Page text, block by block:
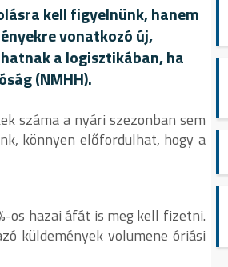
kell figyelnünk, hanem
vonatkozó új,
a logisztikában, ha
(NMHH).
száma a nyári szezonban sem
könnyen előfordulhat, hogy a
os hazai áfát is meg kell fizetni.
küldemények volumene óriási